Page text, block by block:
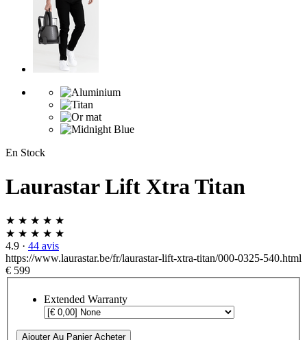
En Stock
Laurastar Lift Xtra Titan
★ ★ ★ ★ ★
★ ★ ★ ★ ★
4.9 · 44 avis
https://www.laurastar.be/fr/laurastar-lift-xtra-titan/000-0325-540.html
€ 599
Extended Warranty
Ajouter Au Panier Acheter